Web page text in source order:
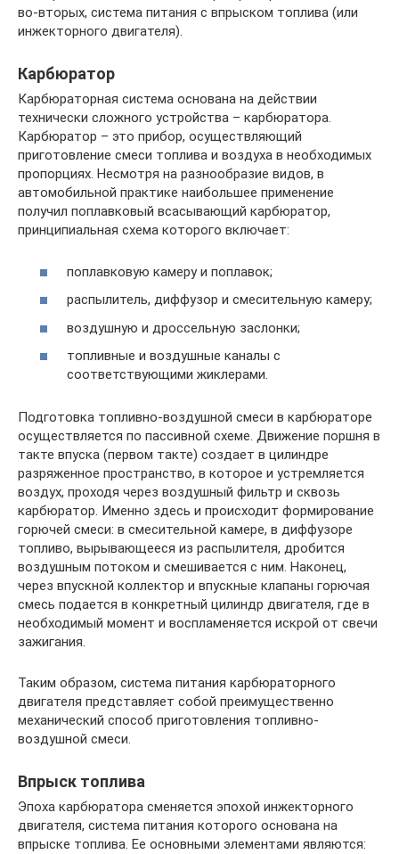
во-вторых, система питания с впрыском топлива (или
инжекторного двигателя).
Карбюратор
Карбюраторная система основана на действии
технически сложного устройства – карбюратора.
Карбюратор – это прибор, осуществляющий
приготовление смеси топлива и воздуха в необходимых
пропорциях. Несмотря на разнообразие видов, в
автомобильной практике наибольшее применение
получил поплавковый всасывающий карбюратор,
принципиальная схема которого включает:
поплавковую камеру и поплавок;
распылитель, диффузор и смесительную камеру;
воздушную и дроссельную заслонки;
топливные и воздушные каналы с
соответствующими жиклерами.
Подготовка топливно-воздушной смеси в карбюраторе
осуществляется по пассивной схеме. Движение поршня в
такте впуска (первом такте) создает в цилиндре
разряженное пространство, в которое и устремляется
воздух, проходя через воздушный фильтр и сквозь
карбюратор. Именно здесь и происходит формирование
горючей смеси: в смесительной камере, в диффузоре
топливо, вырывающееся из распылителя, дробится
воздушным потоком и смешивается с ним. Наконец,
через впускной коллектор и впускные клапаны горючая
смесь подается в конкретный цилиндр двигателя, где в
необходимый момент и воспламеняется искрой от свечи
зажигания.
Таким образом, система питания карбюраторного
двигателя представляет собой преимущественно
механический способ приготовления топливно-
воздушной смеси.
Впрыск топлива
Эпоха карбюратора сменяется эпохой инжекторного
двигателя, система питания которого основана на
впрыске топлива. Ее основными элементами являются: